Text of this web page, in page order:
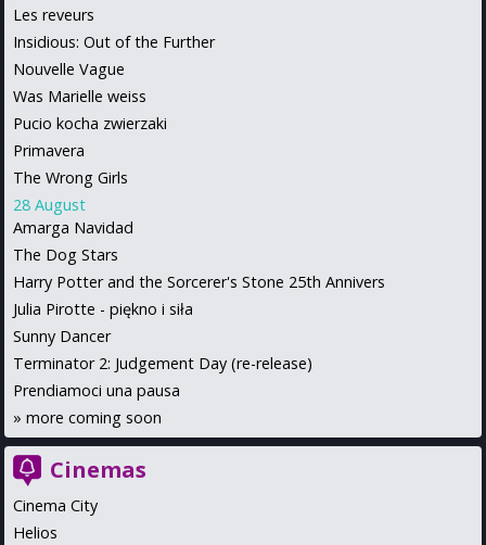
Les reveurs
Insidious: Out of the Further
Nouvelle Vague
Was Marielle weiss
Pucio kocha zwierzaki
Primavera
The Wrong Girls
28 August
Amarga Navidad
The Dog Stars
Harry Potter and the Sorcerer's Stone 25th Annivers
Julia Pirotte - piękno i siła
Sunny Dancer
Terminator 2: Judgement Day (re-release)
Prendiamoci una pausa
» more coming soon
Cinemas
Cinema City
Helios